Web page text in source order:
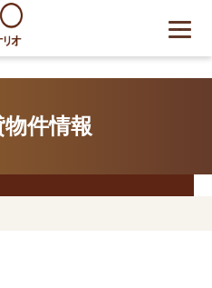
の相続・空き家・借
取は株式会社Orio
件情報